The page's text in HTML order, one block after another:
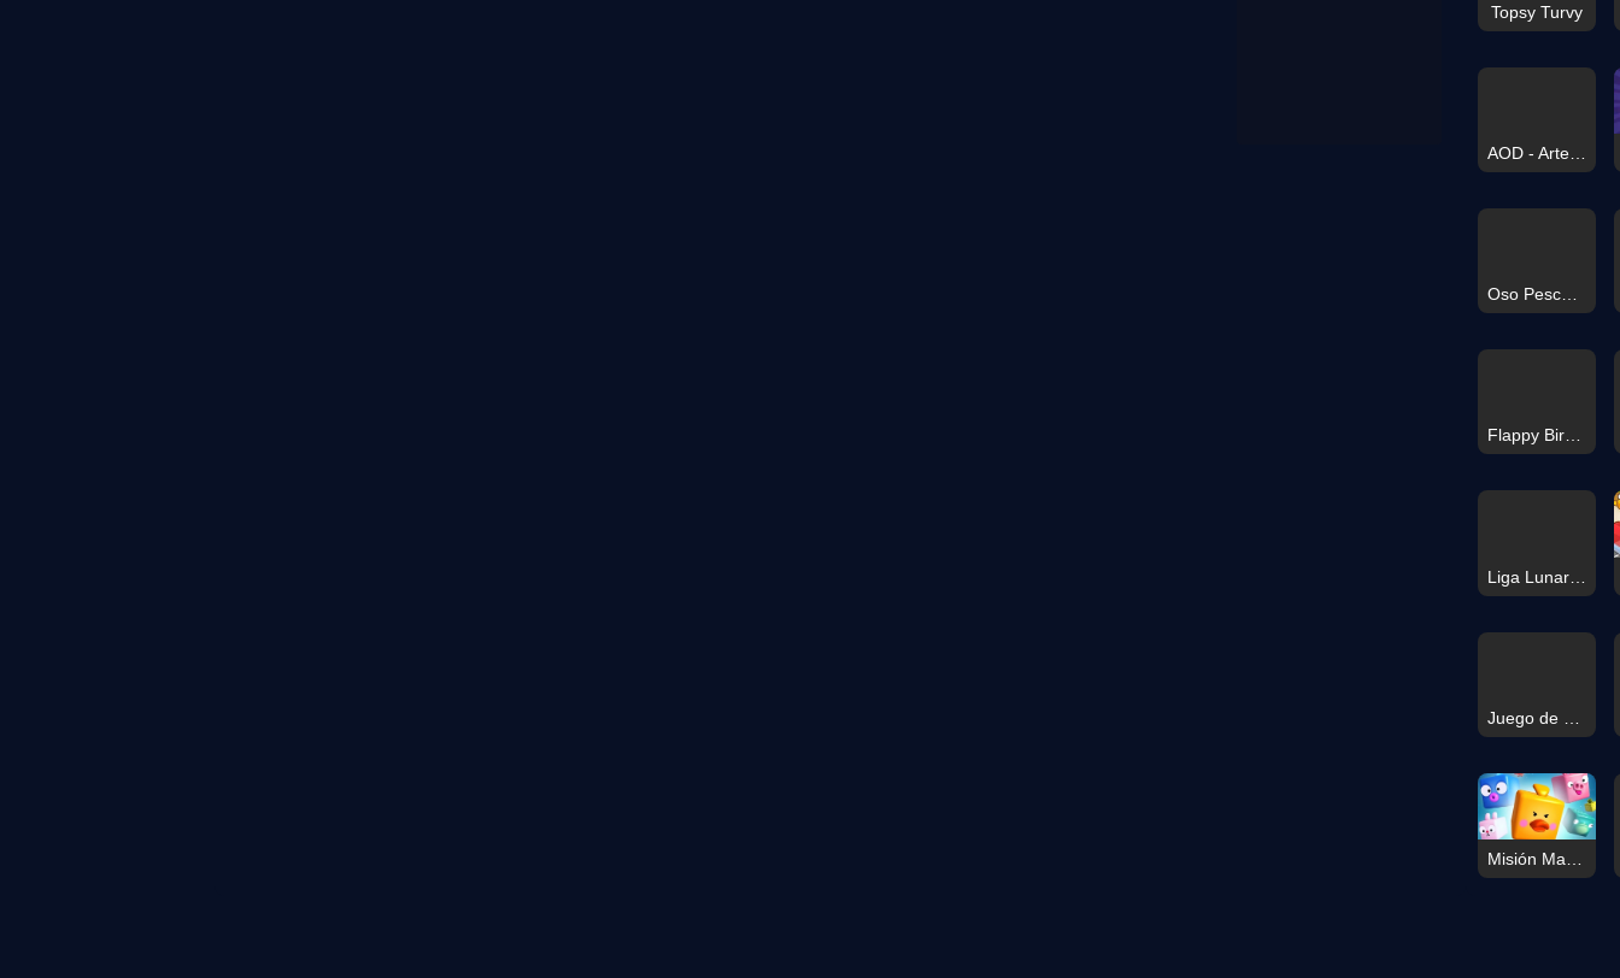
Topsy Turvy
AOD - Arte de la Defensa
Oso Pescador
Flappy Bird 2026
Liga Lunar de Deportes Temporada